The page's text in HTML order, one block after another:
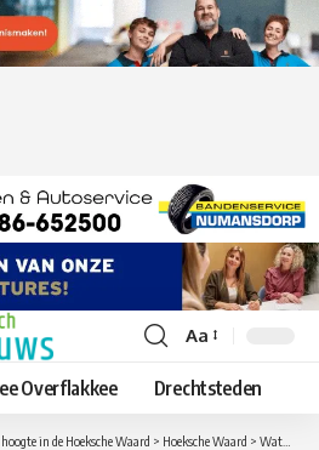
Lettergrootte
aanpassen
Aa
Overflakkee Drechtsteden
in de Hoeksche Waard > Hoeksche Waard > Water Natuurlijk: Doe beschoeiing in de ban!